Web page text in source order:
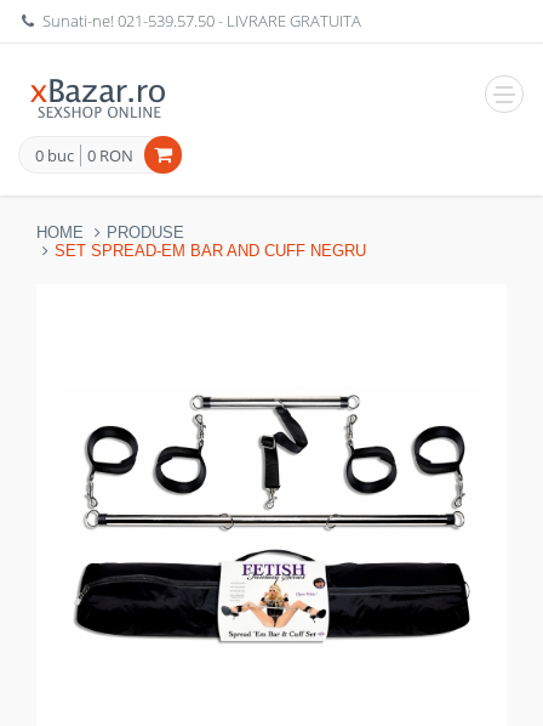
Sunati-ne!021-539.57.50- LIVRARE GRATUITA
0 buc 0 RON
HOME
PRODUSE
SET SPREAD-EM BAR AND CUFF NEGRU